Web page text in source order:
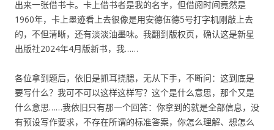
出来一张借书卡。卡上借书者是我的名字，但借阅时间竟然是
1960年，卡上墨迹看上去很像是用安德伍德5号打字机刚敲上去
的，不但清晰，还有淡淡油墨味。我翻到版权页，确认这是新星
出版社2024年4月版新书，我……
各位拿到题后，依旧是抓耳挠腮，无从下手，不断问：这到底是
要写什么？我可不可以这样这样写？这个是什么意思，那个又是
什么意思……我依旧只有那一个回答：你拿到的就是全部信息，没
有预设写作要求，不存在所谓的标准答案，你怎么理解、想怎么